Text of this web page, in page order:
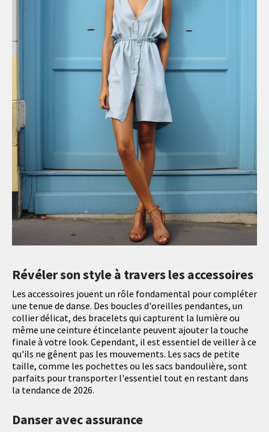
Révéler son style à travers les accessoires
Les accessoires jouent un rôle fondamental pour compléter
une tenue de danse. Des boucles d'oreilles pendantes, un
collier délicat, des bracelets qui capturent la lumière ou
même une ceinture étincelante peuvent ajouter la touche
finale à votre look. Cependant, il est essentiel de veiller à ce
qu'ils ne gênent pas les mouvements. Les sacs de petite
taille, comme les pochettes ou les sacs bandoulière, sont
parfaits pour transporter l'essentiel tout en restant dans
la tendance de 2026.
Danser avec assurance